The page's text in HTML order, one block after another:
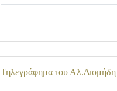
Τηλεγράφημα του Αλ.Διομήδη